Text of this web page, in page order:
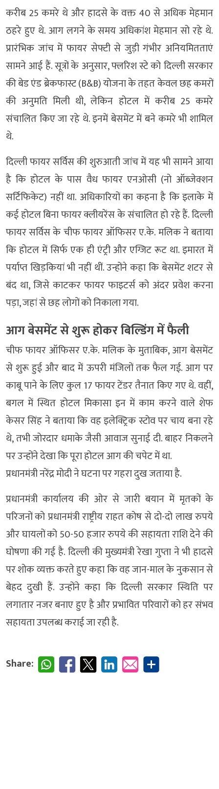
करीब 25 कमरे थे और हादसे के वक्त 40 से अधिक मेहमान
ठहरे हुए थे. आग लगने के समय अधिकांश मेहमान सो रहे थे.
प्रारंभिक जांच में फायर सेफ्टी से जुड़ी गंभीर अनियमितताएं
सामने आई हैं. सूत्रों के अनुसार, फ्लरिश स्टे को दिल्ली सरकार
की बेड एंड ब्रेकफास्ट (B&B) योजना के तहत केवल छह कमरों
की अनुमति मिली थी, लेकिन होटल में करीब 25 कमरे
संचालित किए जा रहे थे. इनमें बेसमेंट में बने कमरे भी शामिल
थे.
दिल्ली फायर सर्विस की शुरुआती जांच में यह भी सामने आया
है कि होटल के पास वैध फायर एनओसी (नो ऑब्जेक्शन
सर्टिफिकेट) नहीं था. अधिकारियों का कहना है कि इलाके में
कई होटल बिना फायर क्लीयरेंस के संचालित हो रहे हैं. दिल्ली
फायर सर्विस के चीफ फायर ऑफिसर ए.के. मलिक ने बताया
कि होटल में सिर्फ एक ही एंट्री और एग्जिट रूट था. इमारत में
पर्याप्त खिड़कियां भी नहीं थीं. उन्होंने कहा कि बेसमेंट शटर से
बंद था, जिसे काटकर फायर फाइटर्स को अंदर प्रवेश करना
पड़ा, जहां से छह लोगों को निकाला गया.
आग बेसमेंट से शुरू होकर बिल्डिंग में फैली
चीफ फायर ऑफिसर ए.के. मलिक के मुताबिक, आग बेसमेंट
से शुरू हुई और बाद में ऊपरी मंजिलों तक फैल गई. आग पर
काबू पाने के लिए कुल 17 फायर टेंडर तैनात किए गए थे. वहीं,
बगल में स्थित होटल मिकासा इन में काम करने वाले शेफ
केसर सिंह ने बताया कि वह इलेक्ट्रिक स्टोव पर चाय बना रहे
थे, तभी जोरदार धमाके जैसी आवाज सुनाई दी. बाहर निकलने
पर उन्होंने देखा कि पूरा होटल आग की चपेट में था.
प्रधानमंत्री नरेंद्र मोदी ने घटना पर गहरा दुख जताया है.
प्रधानमंत्री कार्यालय की ओर से जारी बयान में मृतकों के
परिजनों को प्रधानमंत्री राष्ट्रीय राहत कोष से दो-दो लाख रुपये
और घायलों को 50-50 हजार रुपये की सहायता राशि देने की
घोषणा की गई है. दिल्ली की मुख्यमंत्री रेखा गुप्ता ने भी हादसे
पर शोक व्यक्त करते हुए कहा कि वह जान-माल के नुकसान से
बेहद दुखी हैं. उन्होंने कहा कि दिल्ली सरकार स्थिति पर
लगातार नजर बनाए हुए है और प्रभावित परिवारों को हर संभव
सहायता उपलब्ध कराई जा रही है.
Share: